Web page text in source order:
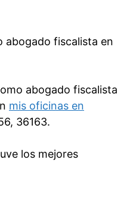
abogado fiscalista en
abogado fiscalista
mis oficinas en
36163.
los mejores